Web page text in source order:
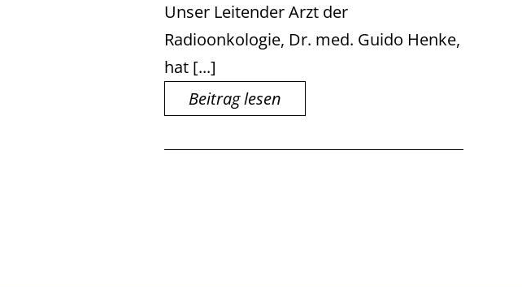
Unser Leitender Arzt der
Radioonkologie, Dr. med. Guido Henke,
hat [...]
Beitrag lesen